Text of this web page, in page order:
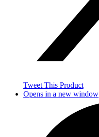
Tweet This Product
Opens in a new window